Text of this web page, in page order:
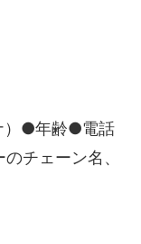
）●年齢●電話
チェーン名、